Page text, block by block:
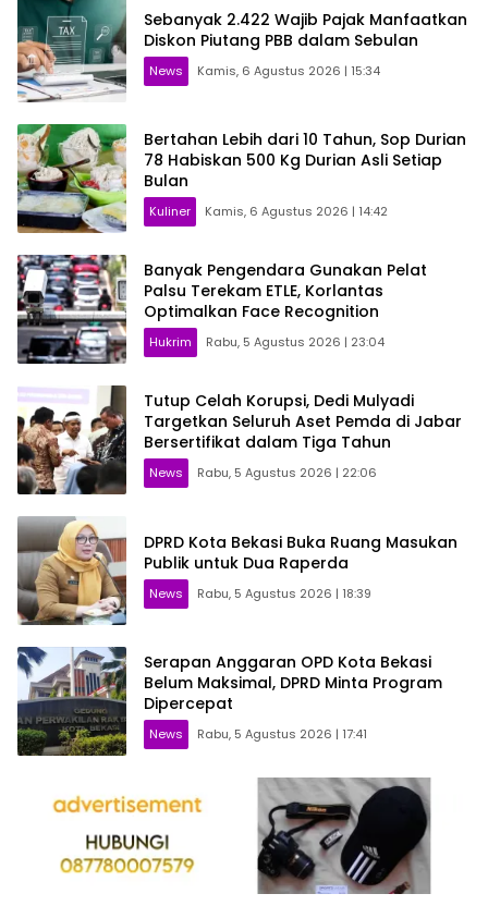
Sebanyak 2.422 Wajib Pajak Manfaatkan
Diskon Piutang PBB dalam Sebulan
News Kamis, 6 Agustus 2026 | 15:34
Bertahan Lebih dari 10 Tahun, Sop Durian
78 Habiskan 500 Kg Durian Asli Setiap
Bulan
Kuliner Kamis, 6 Agustus 2026 | 14:42
Banyak Pengendara Gunakan Pelat
Palsu Terekam ETLE, Korlantas
Optimalkan Face Recognition
Hukrim Rabu, 5 Agustus 2026 | 23:04
Tutup Celah Korupsi, Dedi Mulyadi
Targetkan Seluruh Aset Pemda di Jabar
Bersertifikat dalam Tiga Tahun
News Rabu, 5 Agustus 2026 | 22:06
DPRD Kota Bekasi Buka Ruang Masukan
Publik untuk Dua Raperda
News Rabu, 5 Agustus 2026 | 18:39
Serapan Anggaran OPD Kota Bekasi
Belum Maksimal, DPRD Minta Program
Dipercepat
News Rabu, 5 Agustus 2026 | 17:41